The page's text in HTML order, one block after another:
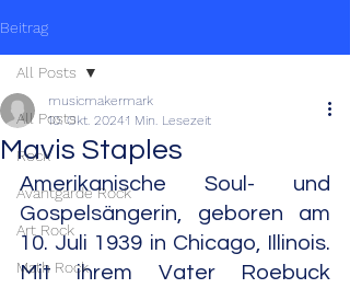
Beitrag
All Posts
Rock
Avantgarde Rock
Art Rock
Math Rock
All Posts
Mavis Staples
musicmakermark
10. Okt. 20241 Min. Lesezeit
Amerikanische Soul- und
Gospelsängerin, geboren am
10. Juli 1939 in Chicago, Illinois.
Mit ihrem Vater Roebuck